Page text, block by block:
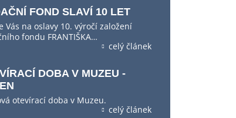
FOND SLAVÍ 10 LET
Vás na oslavy 10. výročí založení
fondu FRANTIŠKA…
celý článek
DOBA V MUZEU -
otevírací doba v Muzeu.
celý článek